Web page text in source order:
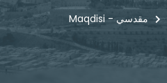
Maqdisi - مقدسي